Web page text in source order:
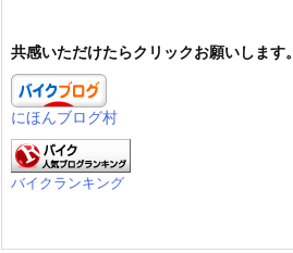
ブ
共感いただけたらクリックお願いします。
にほんブログ村
バイクランキング